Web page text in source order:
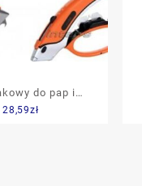
do pap i
– profesjonalny
28,59zł